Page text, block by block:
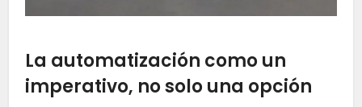
La automatización como un
imperativo, no solo una opción